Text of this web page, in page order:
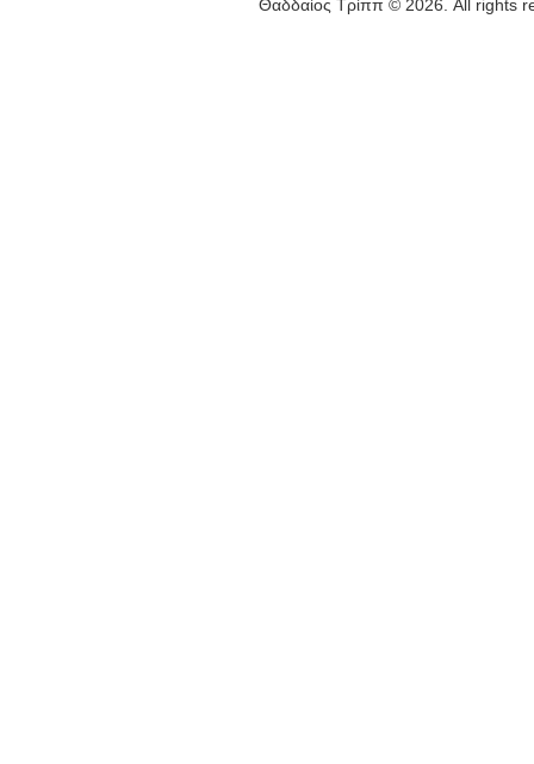
Θαδδαίος Τρίππ © 2026. All rights